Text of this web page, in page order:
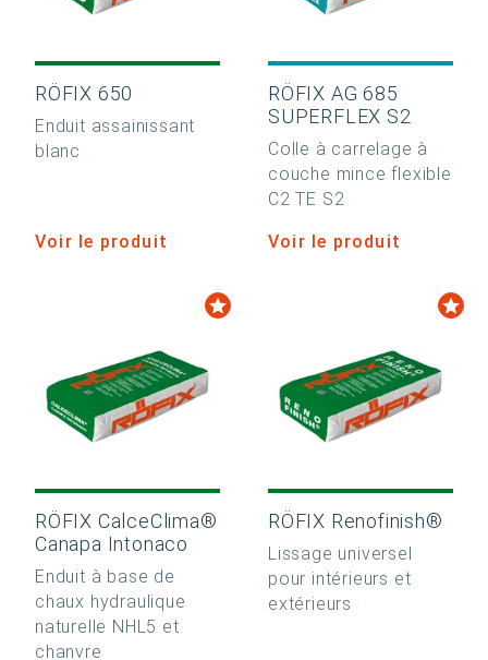
RÖFIX 650
Enduit assainissant
blanc
Voir le produit
RÖFIX AG 685
SUPERFLEX S2
Colle à carrelage à
couche mince flexible
C2 TE S2
Voir le produit
RÖFIX CalceClima®
Canapa Intonaco
Enduit à base de
chaux hydraulique
naturelle NHL5 et
chanvre
RÖFIX Renofinish®
Lissage universel
pour intérieurs et
extérieurs